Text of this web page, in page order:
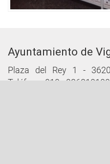
Ayuntamiento de
Plaza del Rey 1 -
Teléfono: 010 - 986810100